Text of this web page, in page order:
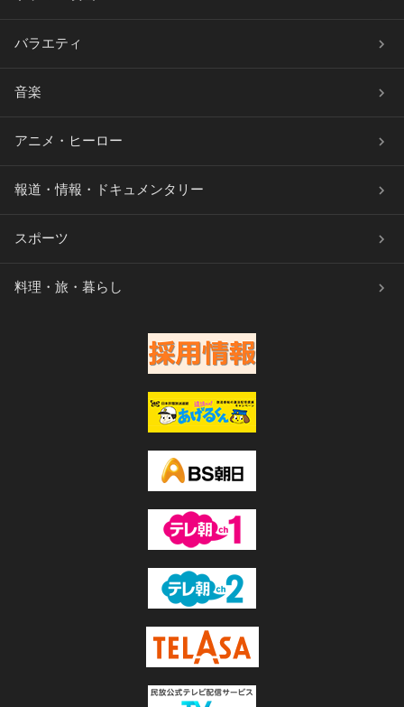
バラエティ
音楽
アニメ・ヒーロー
報道・情報・ドキュメンタリー
スポーツ
料理・旅・暮らし